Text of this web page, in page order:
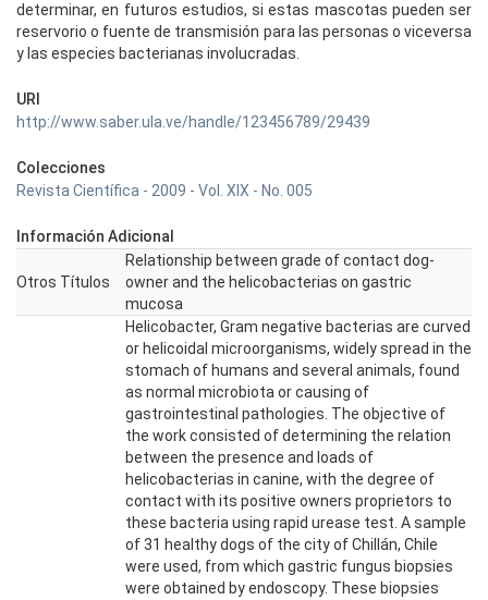
determinar, en futuros estudios, si estas mascotas pueden ser
reservorio o fuente de transmisión para las personas o viceversa
y las especies bacterianas involucradas.
URI
http://www.saber.ula.ve/handle/123456789/29439
Colecciones
Revista Científica - 2009 - Vol. XIX - No. 005
Información Adicional
Otros Títulos
Relationship between grade of contact dog-
owner and the helicobacterias on gastric
mucosa
Helicobacter, Gram negative bacterias are curved
or helicoidal microorganisms, widely spread in the
stomach of humans and several animals, found
as normal microbiota or causing of
gastrointestinal pathologies. The objective of
the work consisted of determining the relation
between the presence and loads of
helicobacterias in canine, with the degree of
contact with its positive owners proprietors to
these bacteria using rapid urease test. A sample
of 31 healthy dogs of the city of Chillán, Chile
were used, from which gastric fungus biopsies
were obtained by endoscopy. These biopsies